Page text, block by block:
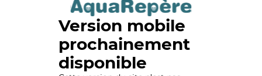
Version mobile
prochainement
disponible